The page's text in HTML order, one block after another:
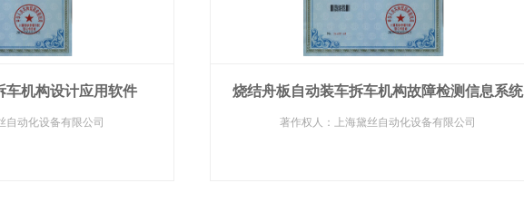
车机构设计应用软件
自动化设备有限公司
烧结舟板自动装车拆车机构故障检测信息系统
著作权人：上海黛丝自动化设备有限公司